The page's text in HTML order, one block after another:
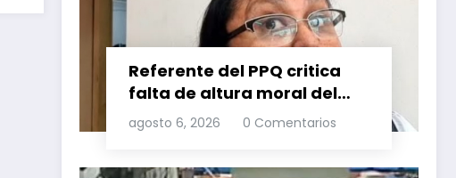
Referente del PPQ critica
falta de altura moral del
PLRA al aliarse con
corruptos
agosto 6, 2026 0 Comentarios